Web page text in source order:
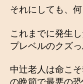
それにしても、
これまでに発生
プレベルのクズっ
中辻老人は命こ